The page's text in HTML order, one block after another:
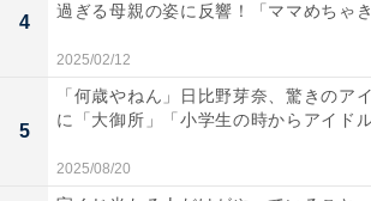
4
過ぎる母親の姿に反響！「ママめちゃ
2025/02/12
5
「何歳やねん」日比野芽奈、驚きのア
に「大御所」「小学生の時からアイド
2025/08/20